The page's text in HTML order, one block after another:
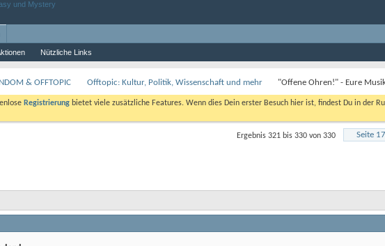
Nützliche Links
& OFFTOPIC Offtopic: Kultur, Politik, Wissenschaft und mehr "Offene Ohren!" - Eure
Registrierung bietet viele zusätzliche Features. Wenn dies Dein erster Besuch hier ist, findest Du in der
Seite
Ergebnis 321 bis 330 von 330